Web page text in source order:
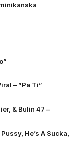
– ”Pa Ti”
& Bulin 47 –
He’s A Sucka,